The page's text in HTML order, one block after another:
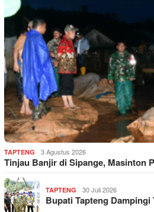
TAPTENG 3 Agustus 2026
Tinjau Banjir di Sipange, Masinton
TAPTENG 30 Juli 2026
Bupati Tapteng